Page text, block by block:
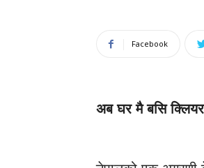
Facebook
अब घर मै बसि क्लियर